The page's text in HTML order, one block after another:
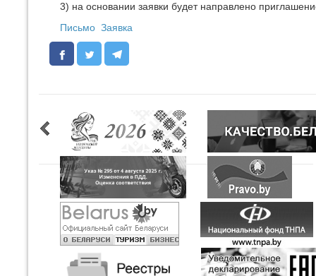
3) на основании заявки будет направлено
Письмо Заявка